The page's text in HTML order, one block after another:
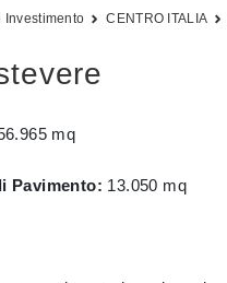
Investimento CENTRO ITALIA
mq
Pavimento: 13.050 mq